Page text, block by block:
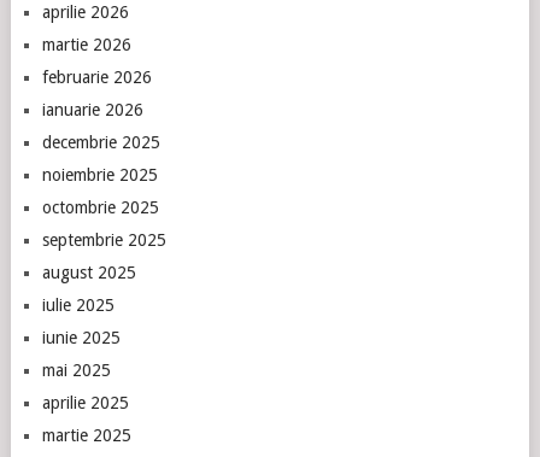
aprilie 2026
martie 2026
februarie 2026
ianuarie 2026
decembrie 2025
noiembrie 2025
octombrie 2025
septembrie 2025
august 2025
iulie 2025
iunie 2025
mai 2025
aprilie 2025
martie 2025